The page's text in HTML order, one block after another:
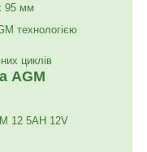
95 мм
технологією
циклів
AGM
12 5AH 12V